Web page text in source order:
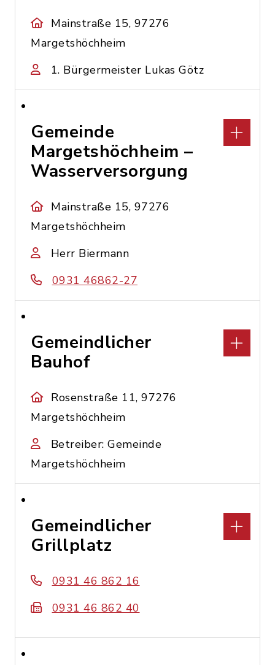
Mainstraße 15, 97276
Margetshöchheim
1. Bürgermeister Lukas Götz
Gemeinde
Margetshöchheim –
Wasserversorgung
Mainstraße 15, 97276
Margetshöchheim
Herr Biermann
0931 46862-27
Gemeindlicher
Bauhof
Rosenstraße 11, 97276
Margetshöchheim
Betreiber: Gemeinde
Margetshöchheim
Gemeindlicher
Grillplatz
0931 46 862 16
0931 46 862 40